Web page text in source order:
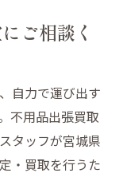
ご相談く
自力で運び出す
不用品出張買取
タッフが宮城県
・買取を行うた